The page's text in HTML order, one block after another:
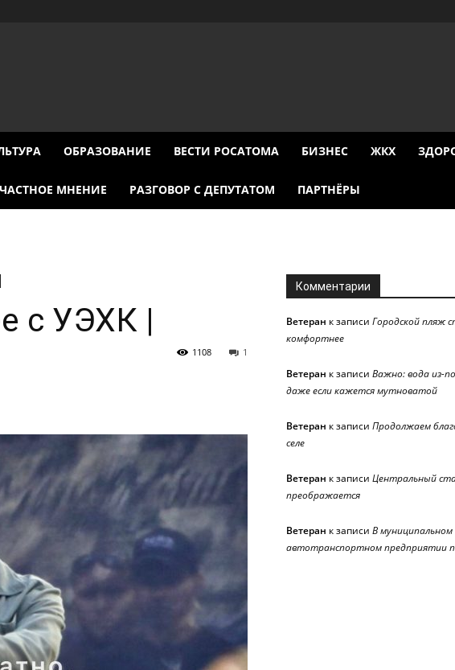
ОБРАЗОВАНИЕ ВЕСТИ РОСАТОМА БИЗНЕС ЖКХ
ЧАСТНОЕ МНЕНИЕ РАЗГОВОР С ДЕПУТАТОМ ПАРТНЁРЫ
с УЭХК |
1
1108
Комментарии
Ветеран к записи Городской пляж
комфортнее
Ветеран к записи Важно: вода из-
даже если кажется мутноватой
Ветеран к записи Продолжаем
селе
Ветеран к записи Центральный
преображается
Ветеран к записи В муниципальном
автотранспортном предприятии